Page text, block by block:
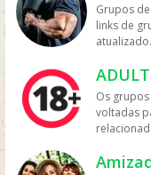
Grupos
links de
de
links de
links
na redes
whatsapp
bom.
de fora do
Os
voltadas
discutir